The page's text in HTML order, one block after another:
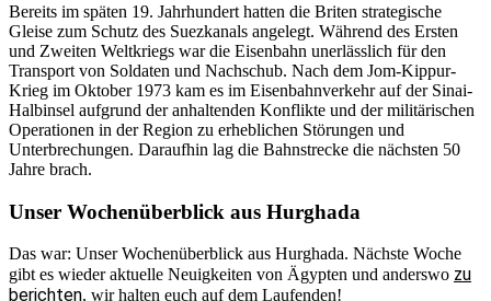
Bereits im späten 19. Jahrhundert hatten die Briten strategische
Gleise zum Schutz des Suezkanals angelegt. Während des Ersten
und Zweiten Weltkriegs war die Eisenbahn unerlässlich für den
Transport von Soldaten und Nachschub. Nach dem Jom-Kippur-
Krieg im Oktober 1973 kam es im Eisenbahnverkehr auf der Sinai-
Halbinsel aufgrund der anhaltenden Konflikte und der militärischen
Operationen in der Region zu erheblichen Störungen und
Unterbrechungen. Daraufhin lag die Bahnstrecke die nächsten 50
Jahre brach.
Unser Wochenüberblick aus Hurghada
Das war: Unser Wochenüberblick aus Hurghada. Nächste Woche
gibt es wieder aktuelle Neuigkeiten von Ägypten und anderswo zu
berichten, wir halten euch auf dem Laufenden!